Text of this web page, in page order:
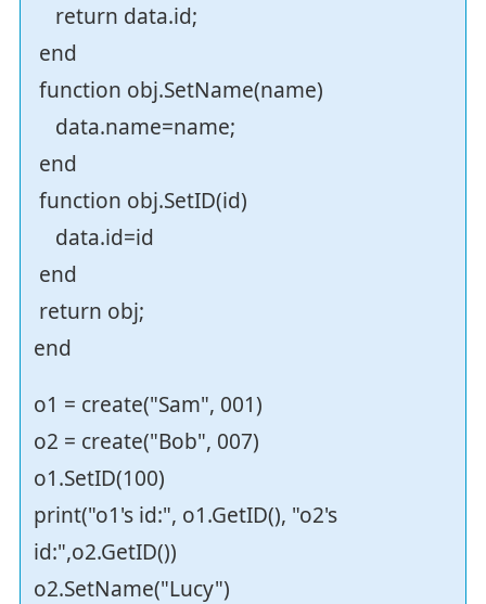
return data.id;
end
function obj.SetName(name)
data.name=name;
end
function obj.SetID(id)
data.id=id
end
return obj;
end
o1 = create("Sam", 001)
o2 = create("Bob", 007)
o1.SetID(100)
print("o1's id:", o1.GetID(), "o2's
id:",o2.GetID())
o2.SetName("Lucy")